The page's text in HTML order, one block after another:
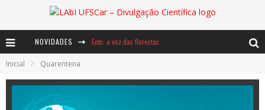
NOVIDADES
Baú de Histórias - A jamais imaginada aventura com os moinhos de vento
Inicial Quarentena